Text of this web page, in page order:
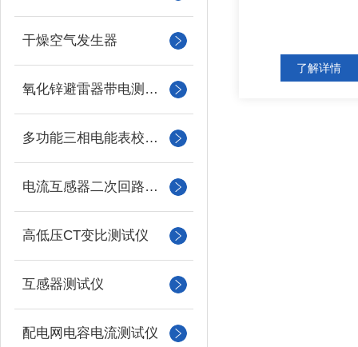
干燥空气发生器
氧化锌避雷器带电测试仪（氧化锌避雷器测试仪）
多功能三相电能表校验仪
电流互感器二次回路负载测试仪
高低压CT变比测试仪
互感器测试仪
配电网电容电流测试仪
了解详情